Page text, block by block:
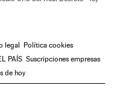
legal
Política cookies
PAÍS Suscripciones empresas
de hoy